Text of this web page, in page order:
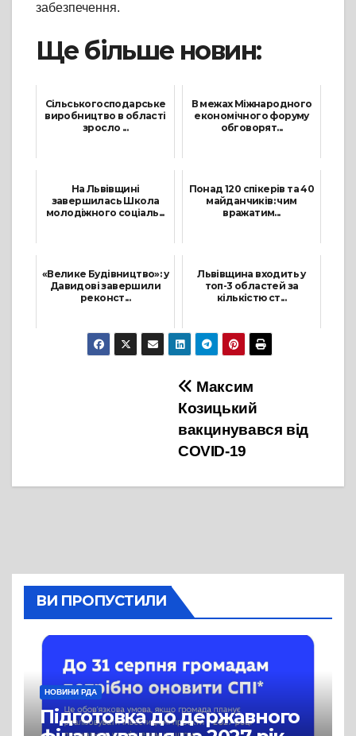
забезпечення.
Ще більше новин:
Сільськогосподарське
виробництво в області
зросло ...
В межах Міжнародного
економічного форуму
обговорят...
На Львівщині
завершилась Школа
молодіжного соціаль...
Понад 120 спікерів та 40
майданчиків: чим
вражатим...
«Велике Будівництво»: у
Давидові завершили
реконст...
20 Грудня, 2021
Львівщина входить у
топ-3 областей за
кількістю ст...
17 Листопада, 2021
Максим
Козицький
вакцинувався від
COVID-19
ВИ ПРОПУСТИЛИ
НОВИНИ РДА
Підготовка до державного